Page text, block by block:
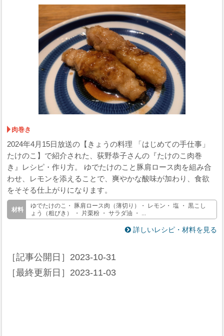
肉巻き
2024年4月15日放送の【きょうの料理 「はじめての手仕事」
たけのこ】で紹介された、荻野恭子さんの『たけのこ肉巻
き』レシピ・作り方。 ゆでたけのこと豚肩ロース肉を組み合
わせ、レモンを添えることで、爽やかな酸味が加わり、食欲
をそそる仕上がりになります。
ゆでたけのこ・ 豚肩ロース肉（薄切り）・ レモン・ 塩 ・ 黒こし
ょう（粗びき） ・ 片栗粉 ・ サラダ油 ・ ...
詳しいレシピ・材料を見る
［記事公開日］ 2023-10-31
［最終更新日］ 2023-11-03